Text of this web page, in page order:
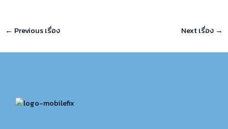
← Previous เรื่อง Next เรื่อง →